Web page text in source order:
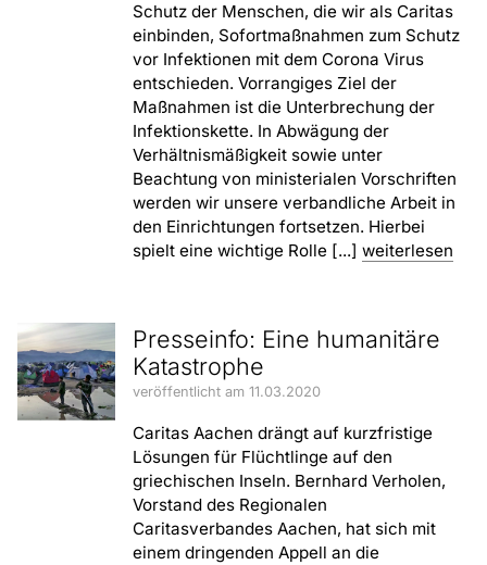
Schutz der Menschen, die wir als Caritas
einbinden, Sofortmaßnahmen zum Schutz
vor Infektionen mit dem Corona Virus
entschieden. Vorrangiges Ziel der
Maßnahmen ist die Unterbrechung der
Infektionskette. In Abwägung der
Verhältnismäßigkeit sowie unter
Beachtung von ministerialen Vorschriften
werden wir unsere verbandliche Arbeit in
den Einrichtungen fortsetzen. Hierbei
spielt eine wichtige Rolle [...] weiterlesen
Presseinfo: Eine humanitäre
Katastrophe
veröffentlicht am 11.03.2020
Caritas Aachen drängt auf kurzfristige
Lösungen für Flüchtlinge auf den
griechischen Inseln. Bernhard Verholen,
Vorstand des Regionalen
Caritasverbandes Aachen, hat sich mit
einem dringenden Appell an die